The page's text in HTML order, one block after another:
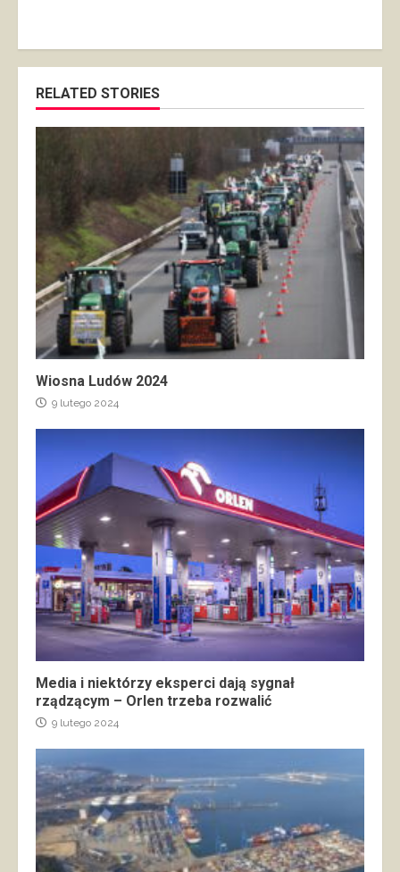
RELATED STORIES
Wiosna Ludów 2024
9 lutego 2024
Media i niektórzy eksperci dają sygnał
rządzącym – Orlen trzeba rozwalić
9 lutego 2024